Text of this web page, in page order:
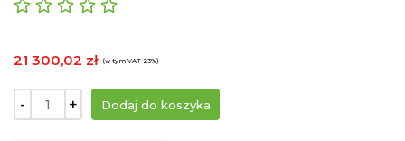
21 300,02 zł (w tym VAT 23%)
- +